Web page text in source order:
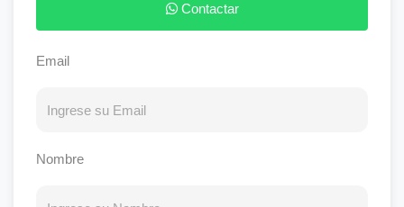
Contactar
Email
Nombre